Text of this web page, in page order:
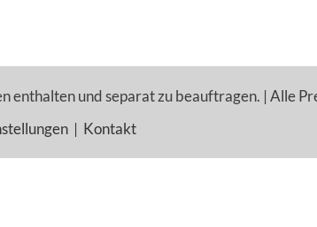
und separat zu beauftragen. | Alle
| Kontakt